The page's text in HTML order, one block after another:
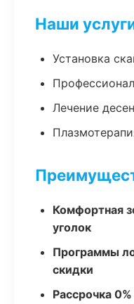
Наши
Установка
Лечение
Комфортная
уголок
Программы
скидки
Рассрочка